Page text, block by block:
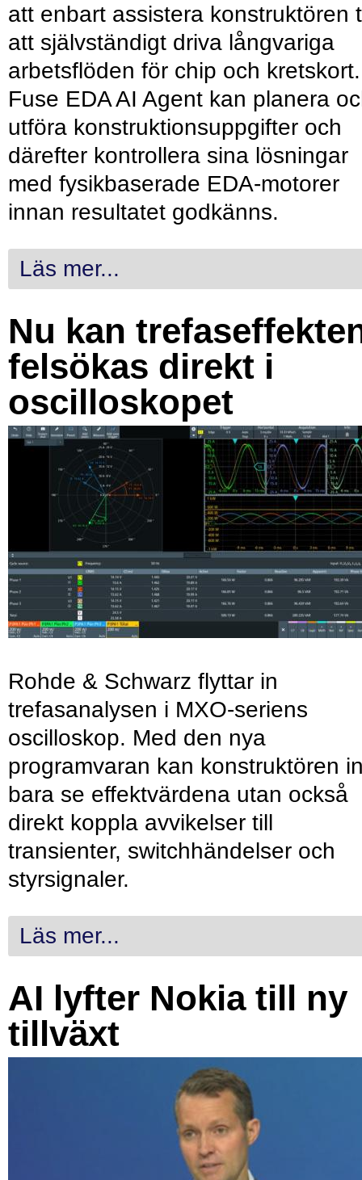
att enbart assistera konstruktören
att självständigt driva långvariga
arbetsflöden för chip och kretskort.
Fuse EDA AI Agent kan planera
utföra konstruktionsuppgifter och
därefter kontrollera sina lösningar
med fysikbaserade EDA-motorer
innan resultatet godkänns.
Läs mer...
Nu kan
felsökas direkt i
oscilloskopet
Rohde & Schwarz flyttar in
trefasanalysen i MXO-seriens
oscilloskop. Med den nya
programvaran kan konstruktören
bara se effektvärdena utan också
direkt koppla avvikelser till
transienter, switchhändelser och
styrsignaler.
Läs mer...
AI lyfter Nokia till ny
tillväxt